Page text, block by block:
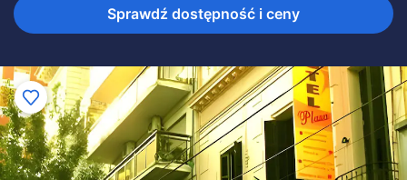
Sprawdź dostępność i ceny